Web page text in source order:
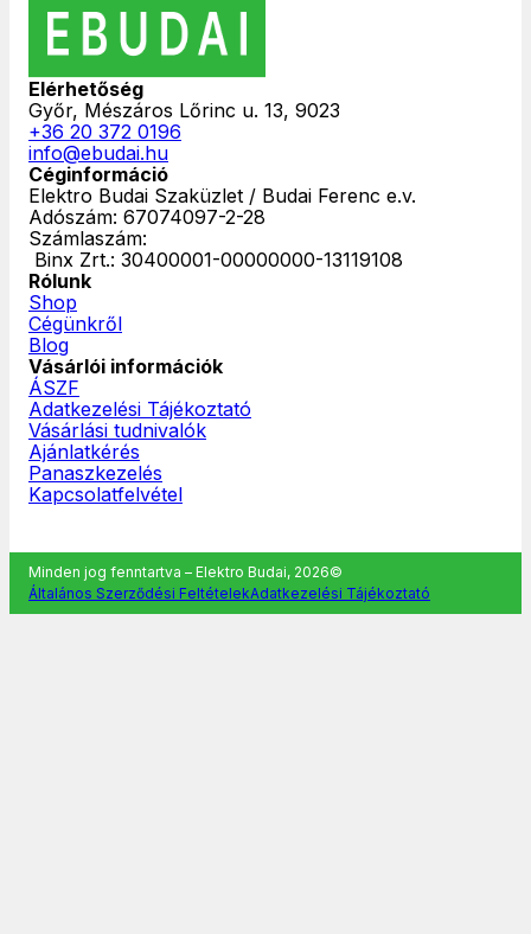
Elérhetőség
Győr, Mészáros Lőrinc u. 13, 9023
+36 20 372 0196
info@ebudai.hu
Céginformáció
Elektro Budai Szaküzlet / Budai Ferenc e.v.
Adószám: 67074097-2-28
Számlaszám:
‎ Binx Zrt.: 30400001-00000000-13119108
Rólunk
Shop
Cégünkről
Blog
Vásárlói információk
ÁSZF
Adatkezelési Tájékoztató
Vásárlási tudnivalók
Ajánlatkérés
Panaszkezelés
Kapcsolatfelvétel
Minden jog fenntartva – Elektro Budai, 2026©
Általános Szerződési FeltételekAdatkezelési Tájékoztató